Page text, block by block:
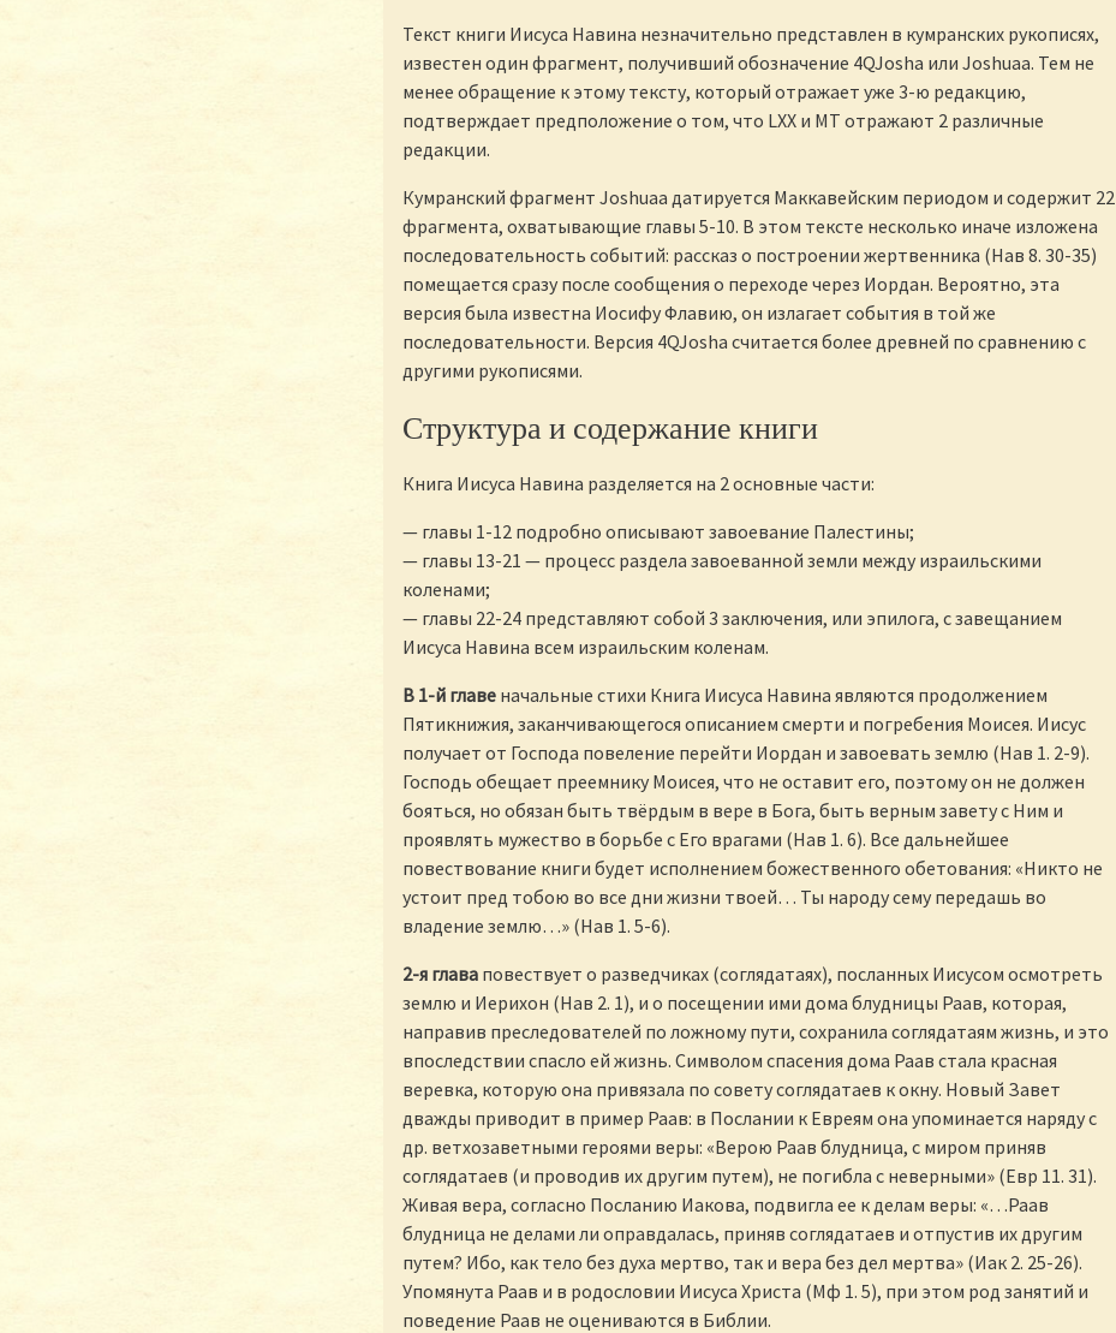
Текст книги Иисуса Навина незначительно представлен в кумранских рукописях,
известен один фрагмент, получивший обозначение 4QJosha или Joshuaa. Тем не
менее обращение к этому тексту, который отражает уже 3-ю редакцию,
подтверждает предположение о том, что LXX и MT отражают 2 различные
редакции.
Кумранский фрагмент Joshuaa датируется Маккавейским периодом и содержит 22
фрагмента, охватывающие главы 5-10. В этом тексте несколько иначе изложена
последовательность событий: рассказ о построении жертвенника (Нав 8. 30-35)
помещается сразу после сообщения о переходе через Иордан. Вероятно, эта
версия была известна Иосифу Флавию, он излагает события в той же
последовательности. Версия 4QJosha считается более древней по сравнению с
другими рукописями.
Структура и содержание книги
Книга Иисуса Навина разделяется на 2 основные части:
— главы 1-12 подробно описывают завоевание Палестины;
— главы 13-21 — процесс раздела завоеванной земли между израильскими
коленами;
— главы 22-24 представляют собой 3 заключения, или эпилога, с завещанием
Иисуса Навина всем израильским коленам.
В 1-й главе начальные стихи Книга Иисуса Навина являются продолжением
Пятикнижия, заканчивающегося описанием смерти и погребения Моисея. Иисус
получает от Господа повеление перейти Иордан и завоевать землю (Нав 1. 2-9).
Господь обещает преемнику Моисея, что не оставит его, поэтому он не должен
бояться, но обязан быть твёрдым в вере в Бога, быть верным завету с Ним и
проявлять мужество в борьбе с Его врагами (Нав 1. 6). Все дальнейшее
повествование книги будет исполнением божественного обетования: «Никто не
устоит пред тобою во все дни жизни твоей… Ты народу сему передашь во
владение землю…» (Нав 1. 5-6).
2-я глава повествует о разведчиках (соглядатаях), посланных Иисусом осмотреть
землю и Иерихон (Нав 2. 1), и о посещении ими дома блудницы Раав, которая,
направив преследователей по ложному пути, сохранила соглядатаям жизнь, и это
впоследствии спасло ей жизнь. Символом спасения дома Раав стала красная
веревка, которую она привязала по совету соглядатаев к окну. Новый Завет
дважды приводит в пример Раав: в Послании к Евреям она упоминается наряду с
др. ветхозаветными героями веры: «Верою Раав блудница, с миром приняв
соглядатаев (и проводив их другим путем), не погибла с неверными» (Евр 11. 31).
Живая вера, согласно Посланию Иакова, подвигла ее к делам веры: «…Раав
блудница не делами ли оправдалась, приняв соглядатаев и отпустив их другим
путем? Ибо, как тело без духа мертво, так и вера без дел мертва» (Иак 2. 25-26).
Упомянута Раав и в родословии Иисуса Христа (Мф 1. 5), при этом род занятий и
поведение Раав не оцениваются в Библии.